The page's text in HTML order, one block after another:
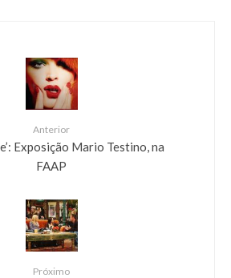
Anterior
Exposição Mario Testino, na
FAAP
Próximo